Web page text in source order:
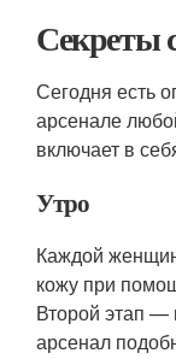
Секреты
Сегодня есть
арсенале
включает в
Утро
Каждой
кожу при
Второй этап —
арсенал